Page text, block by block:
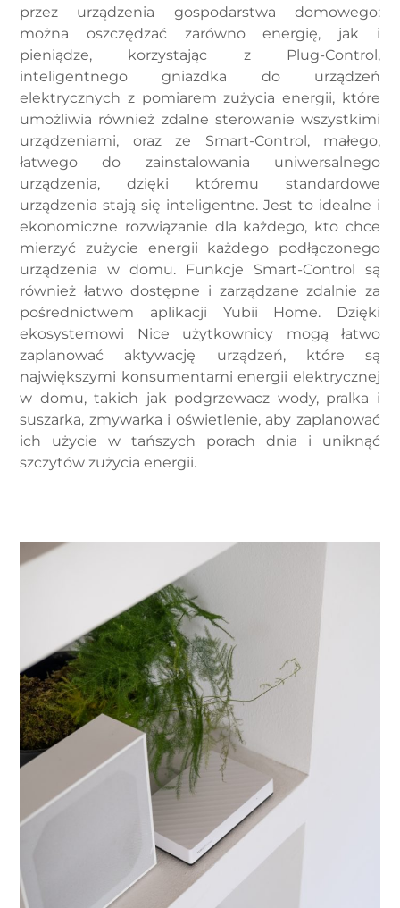
przez urządzenia gospodarstwa domowego:
można oszczędzać zarówno energię, jak i
pieniądze, korzystając z Plug-Control,
inteligentnego gniazdka do urządzeń
elektrycznych z pomiarem zużycia energii, które
umożliwia również zdalne sterowanie wszystkimi
urządzeniami, oraz ze Smart-Control, małego,
łatwego do zainstalowania uniwersalnego
urządzenia, dzięki któremu standardowe
urządzenia stają się inteligentne. Jest to idealne i
ekonomiczne rozwiązanie dla każdego, kto chce
mierzyć zużycie energii każdego podłączonego
urządzenia w domu. Funkcje Smart-Control są
również łatwo dostępne i zarządzane zdalnie za
pośrednictwem aplikacji Yubii Home. Dzięki
ekosystemowi Nice użytkownicy mogą łatwo
zaplanować aktywację urządzeń, które są
największymi konsumentami energii elektrycznej
w domu, takich jak podgrzewacz wody, pralka i
suszarka, zmywarka i oświetlenie, aby zaplanować
ich użycie w tańszych porach dnia i uniknąć
szczytów zużycia energii.